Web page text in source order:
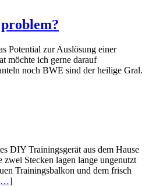
Potential zur Auslösung einer
möchte ich gerne darauf
noch BWE sind der heilige Gral.
DIY Trainingsgerät aus dem Hause
zwei Stecken lagen lange ungenutzt
Trainingsbalkon und dem frisch